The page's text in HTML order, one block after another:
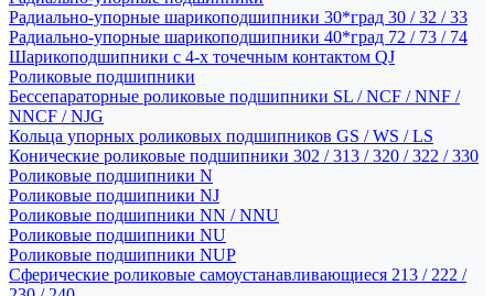
Радиально-упорные шарикоподшипники 30*град 30 / 32 / 33
Радиально-упорные шарикоподшипники 40*град 72 / 73 / 74
Шарикоподшипники с 4-х точечным контактом QJ
Роликовые подшипники
Бессепараторные роликовые подшипники SL / NCF / NNF /
NNCF / NJG
Кольца упорных роликовых подшипников GS / WS / LS
Конические роликовые подшипники 302 / 313 / 320 / 322 / 330
Роликовые подшипники N
Роликовые подшипники NJ
Роликовые подшипники NN / NNU
Роликовые подшипники NU
Роликовые подшипники NUP
Сферические роликовые самоустанавливающиеся 213 / 222 /